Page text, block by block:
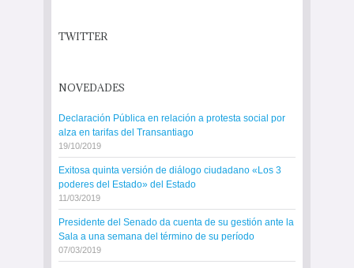
TWITTER
NOVEDADES
Declaración Pública en relación a protesta social por
alza en tarifas del Transantiago
19/10/2019
Exitosa quinta versión de diálogo ciudadano «Los 3
poderes del Estado» del Estado
11/03/2019
Presidente del Senado da cuenta de su gestión ante la
Sala a una semana del término de su período
07/03/2019